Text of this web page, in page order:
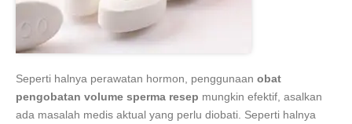
Seperti halnya perawatan hormon, penggunaan obat
pengobatan volume sperma resep mungkin efektif, asalkan
ada masalah medis aktual yang perlu diobati. Seperti halnya